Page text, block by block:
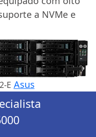
a NVMe e
E Asus